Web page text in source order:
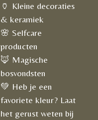
🏺 Kleine decoraties
& keramiek
🌸 Selfcare
producten
🦊 Magische
bosvondsten
💚 Heb je een
favoriete kleur? Laat
het gerust weten bij